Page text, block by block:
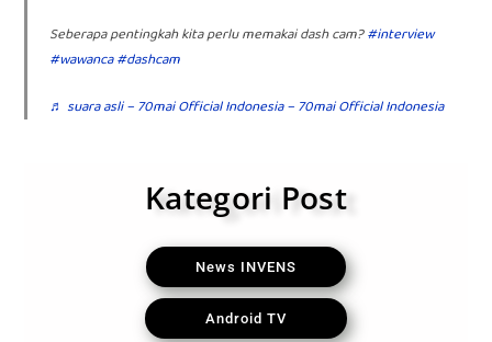
Seberapa pentingkah kita perlu memakai dash cam?#interview
#wawanca#dashcam
♬ suara asli – 70mai Official Indonesia – 70mai Official Indonesia
Kategori Post
News INVENS
Android TV